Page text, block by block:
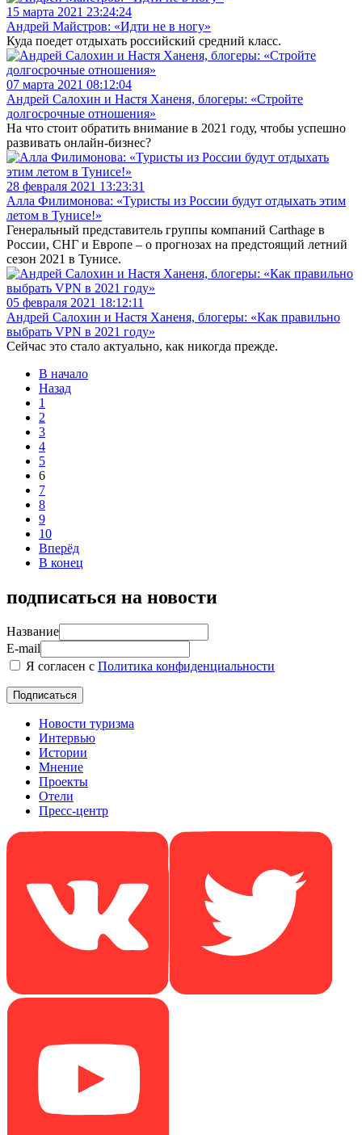
15 марта 2021 23:24:24
Андрей Майстров: «Идти не в ногу»
Куда поедет отдыхать российский средний класс.
07 марта 2021 08:12:04
Андрей Салохин и Настя Ханеня, блогеры: «Стройте
долгосрочные отношения»
На что стоит обратить внимание в 2021 году, чтобы успешно
развивать онлайн-бизнес?
28 февраля 2021 13:23:31
Алла Филимонова: «Туристы из России будут отдыхать этим
летом в Тунисе!»
Генеральный представитель группы компаний Carthage в
России, СНГ и Европе – о прогнозах на предстоящий летний
сезон 2021 в Тунисе.
05 февраля 2021 18:12:11
Андрей Салохин и Настя Ханеня, блогеры: «Как правильно
выбрать VPN в 2021 году»
Сейчас это стало актуально, как никогда прежде.
В начало
Назад
1
2
3
4
5
6
7
8
9
10
Вперёд
В конец
подписаться на новости
Название
E-mail
Я согласен с Политика конфиденциальности
Новости туризма
Интервью
Истории
Мнение
Проекты
Отели
Пресс-центр